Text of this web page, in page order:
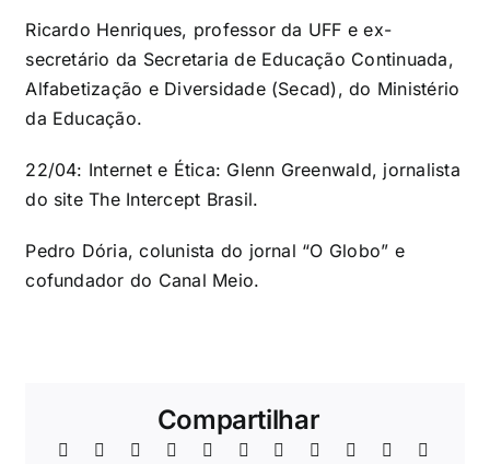
Ricardo Henriques, professor da UFF e ex-
secretário da Secretaria de Educação Continuada,
Alfabetização e Diversidade (Secad), do Ministério
da Educação.
22/04: Internet e Ética: Glenn Greenwald, jornalista
do site The Intercept Brasil.
Pedro Dória, colunista do jornal “O Globo” e
cofundador do Canal Meio.
Compartilhar